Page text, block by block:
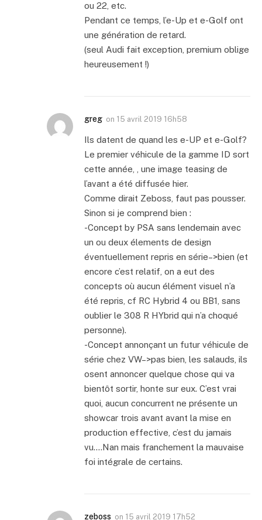
ou 22, etc.
Pendant ce temps, l’e-Up et e-Golf ont
une génération de retard.
(seul Audi fait exception, premium oblige
heureusement !)
greg on 15 avril 2019 16h58
Ils datent de quand les e-UP et e-Golf?
Le premier véhicule de la gamme ID sort
cette année, , une image teasing de
l’avant a été diffusée hier.
Comme dirait Zeboss, faut pas pousser.
Sinon si je comprend bien :
-Concept by PSA sans lendemain avec
un ou deux élements de design
éventuellement repris en série–>bien (et
encore c’est relatif, on a eut des
concepts où aucun élément visuel n’a
été repris, cf RC Hybrid 4 ou BB1, sans
oublier le 308 R HYbrid qui n’a choqué
personne).
-Concept annonçant un futur véhicule de
série chez VW–>pas bien, les salauds, ils
osent annoncer quelque chose qui va
bientôt sortir, honte sur eux. C’est vrai
quoi, aucun concurrent ne présente un
showcar trois avant avant la mise en
production effective, c’est du jamais
vu….Nan mais franchement la mauvaise
foi intégrale de certains.
zeboss on 15 avril 2019 17h52